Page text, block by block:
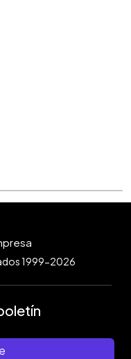
1999-2026